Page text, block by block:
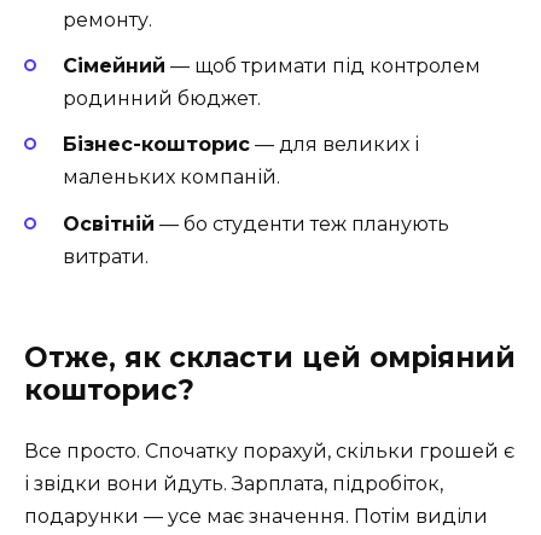
ремонту.
Сімейний — щоб тримати під контролем
родинний бюджет.
Бізнес-кошторис — для великих і
маленьких компаній.
Освітній — бо студенти теж планують
витрати.
Отже, як скласти цей омріяний
кошторис?
Все просто. Спочатку порахуй, скільки грошей є
і звідки вони йдуть. Зарплата, підробіток,
подарунки — усе має значення. Потім виділи